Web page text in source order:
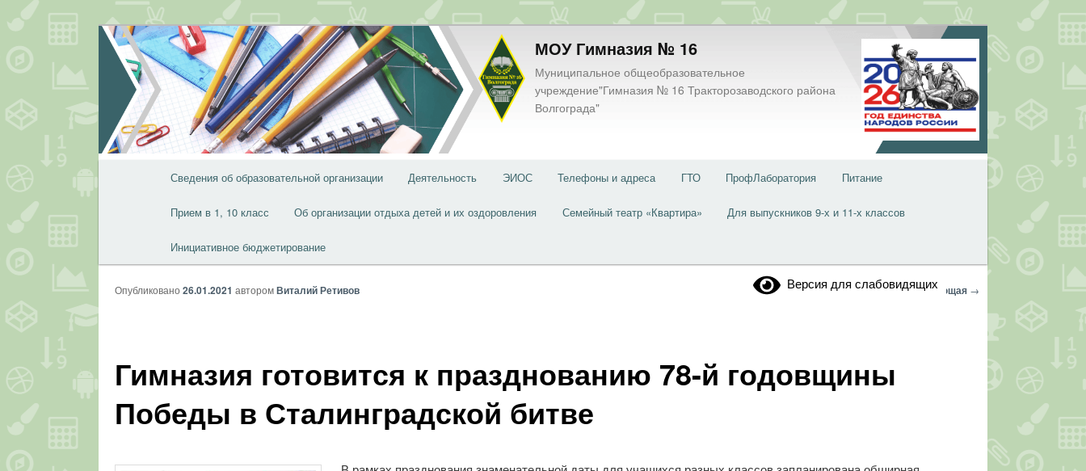
Перейти
к
основному
содержимому
МОУ Гимназия № 16
Муниципальное общеобразовательное
учреждение"Гимназия № 16 Тракторозаводского района
Волгограда"
Сведения об образовательной организации Деятельность ЭИОС Телефоны и адреса ГТО ПрофЛаборатория Питание
Прием в 1, 10 класс Об организации отдыха детей и их оздоровления Семейный театр «Квартира» Для выпускников 9-х и 11-х классов
Инициативное бюджетирование
Версия для слабовидящих
Навигация
← Предыдущая Следующая →
Гимназия готовится к празднованию 78-й годовщины
Победы в Сталинградской битве
Опубликовано 26.01.2021 авторомВиталий Ретивов